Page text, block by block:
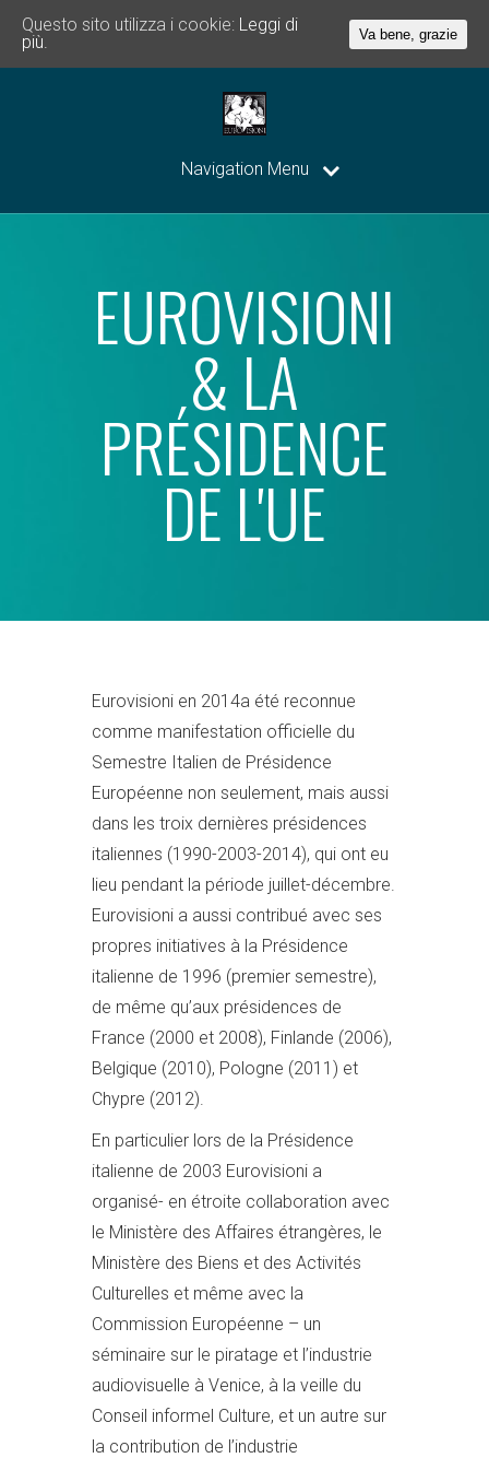
Navigation Menu
EUROVISIONI
& LA
PRÉSIDENCE
DE L'UE
Eurovisioni en 2014a été reconnue
comme manifestation officielle du
Semestre Italien de Présidence
Européenne non seulement, mais aussi
dans les troix dernières présidences
italiennes (1990-2003-2014), qui ont eu
lieu pendant la période juillet-décembre.
Eurovisioni a aussi contribué avec ses
propres initiatives à la Présidence
italienne de 1996 (premier semestre),
de même qu’aux présidences de
France (2000 et 2008), Finlande (2006),
Belgique (2010), Pologne (2011) et
Chypre (2012).
En particulier lors de la Présidence
italienne de 2003 Eurovisioni a
organisé- en étroite collaboration avec
le Ministère des Affaires étrangères, le
Ministère des Biens et des Activités
Culturelles et même avec la
Commission Européenne – un
séminaire sur le piratage et l’industrie
audiovisuelle à Venice, à la veille du
Conseil informel Culture, et un autre sur
la contribution de l’industrie
Questo sito utilizza i cookie: Leggi di
più.
Va bene, grazie